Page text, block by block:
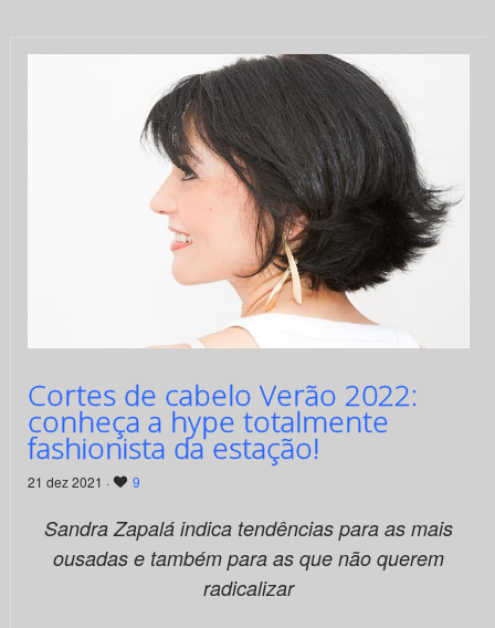
Cortes de cabelo Verão 2022:
conheça a hype totalmente
fashionista da estação!
21 dez 2021 · 9
Sandra Zapalá indica tendências para as mais
ousadas e também para as que não querem
radicalizar